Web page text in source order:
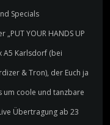
Specials
YOUR HANDS UP
A5 Karlsdorf (bei
& Tron), der Euch ja
um coole und tanzbare
Übertragung ab 23